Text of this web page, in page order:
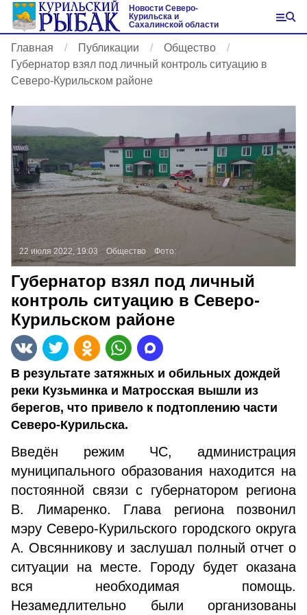
Новости Северо-
Курильска и
Сахалинской области
Главная Публикации
Общество
Губернатор взял под личный контроль ситуацию в
Северо-Курильском районе
22 июля 2022, 19:03 Общество Фото:
Губернатор взял под личный
контроль ситуацию в Северо-
Курильском районе
В результате затяжных и обильных дождей
реки Кузьминка и Матросская вышли из
берегов, что привело к подтоплению части
Северо-Курильска.
Введён режим ЧС, администрация
муниципального образования находится на
постоянной связи с губернатором региона
В. Лимаренко. Глава региона позвонил
мэру Северо-Курильского городского округа
А. Овсянникову и заслушал полный отчет о
ситуации на месте. Городу будет оказана
вся необходимая помощь.
Незамедлительно были организованы